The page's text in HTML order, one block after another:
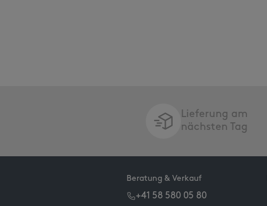
Lieferung am
nächsten Tag
Beratung & Verkauf
+41 58 580 05 80